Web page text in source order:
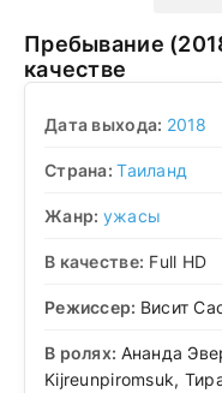
Пребывание (2018) смотреть в хорошем
качестве
Дата выхода: 2018
Страна:Таиланд
Жанр: ужасы
В качестве: Full HD
Режиссер: Висит
В ролях: Ананда
Kijreunpiromsuk,